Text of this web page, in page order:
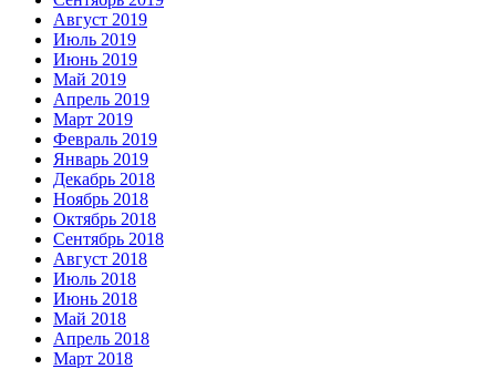
Август 2019
Июль 2019
Июнь 2019
Май 2019
Апрель 2019
Март 2019
Февраль 2019
Январь 2019
Декабрь 2018
Ноябрь 2018
Октябрь 2018
Сентябрь 2018
Август 2018
Июль 2018
Июнь 2018
Май 2018
Апрель 2018
Март 2018